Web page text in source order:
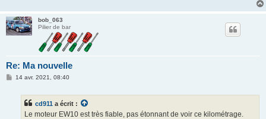
bob_063
Pilier de bar
Re: Ma nouvelle
M14 avr. 2021, 08:40
cd911 a écrit :
Le moteur EW10 est très fiable, pas étonnant de voir ce kilométrage.